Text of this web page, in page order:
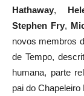
Hathaway,
Stephen Fry,
novos membros
de Tempo,
humana, parte
pai do Chapeleiro